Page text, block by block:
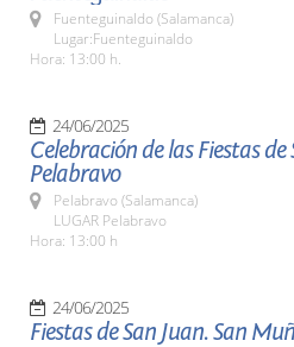
Fuenteguinaldo (Salamanca)
Lugar:Fuenteguinaldo
Hora: 13:00 h.
24/06/2025
Celebración de las Fiestas de
Pelabravo
Pelabravo (Salamanca)
LUGAR Pelabravo
Hora: 13:00 h
24/06/2025
Fiestas de San Juan. San